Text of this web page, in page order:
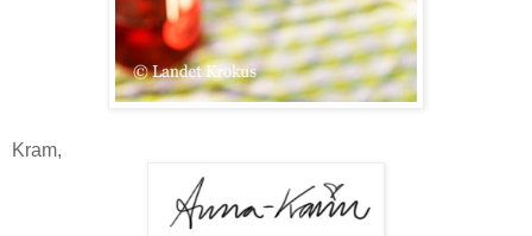
Kram,